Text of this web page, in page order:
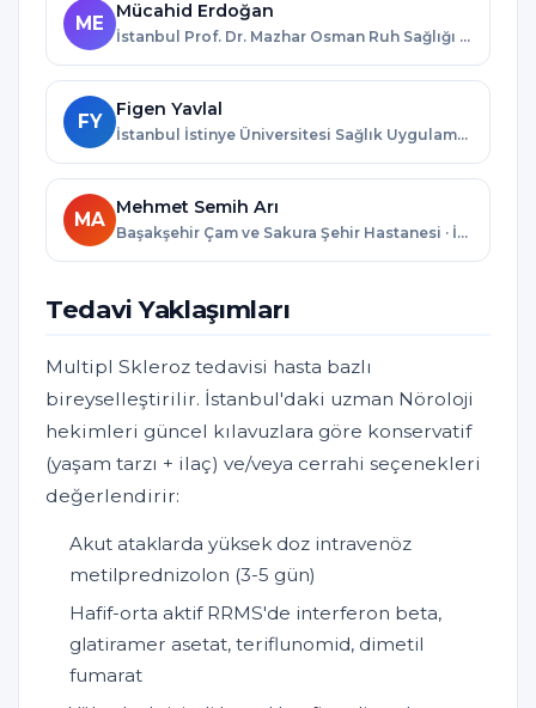
ME
Mücahid Erdoğan
İstanbul Prof. Dr. Mazhar Osman Ruh Sağlığı ve Sinir Hastalıkları Eğitim ve Araştırma Hastanesi · İstanbul
FY
Figen Yavlal
İstanbul İstinye Üniversitesi Sağlık Uygulama ve Araştırma Merkezi · İstanbul
MA
Mehmet Semih Arı
Başakşehir Çam ve Sakura Şehir Hastanesi · İstanbul
Tedavi Yaklaşımları
Multipl Skleroz tedavisi hasta bazlı
bireyselleştirilir. İstanbul'daki uzman Nöroloji
hekimleri güncel kılavuzlara göre konservatif
(yaşam tarzı + ilaç) ve/veya cerrahi seçenekleri
değerlendirir:
Akut ataklarda yüksek doz intravenöz
metilprednizolon (3-5 gün)
Hafif-orta aktif RRMS'de interferon beta,
glatiramer asetat, teriflunomid, dimetil
fumarat